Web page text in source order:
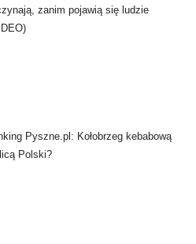
zanim pojawią się ludzie
Pyszne.pl: Kołobrzeg kebabową
Polski?